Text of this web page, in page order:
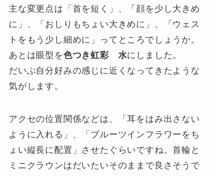
主な変更点は「首を短く」、「顔を少し大きめ
に」、「おしりもちょい大きめに」、「ウェス
トをもう少し細めに」ってところでしょうか。
あとは眼型を色つき虹彩 水にしました。
だいぶ自分好みの感じに近くなってきたような
気がします。
アクセの位置関係などは、「耳をはみ出さない
ように入れる」、「ブルーツインフラワーをち
ょい縦長に配置」させたぐらいですね。首輪と
ミニクラウンはだいたいそのままで良さそうで